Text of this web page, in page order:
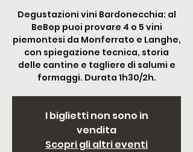
Degustazioni vini Bardonecchia: al
BeBop puoi provare 4 o 5 vini
piemontesi da Monferrato e Langhe,
con spiegazione tecnica, storia
delle cantine e tagliere di salumi e
formaggi. Durata 1h30/2h.
I biglietti non sono in
vendita
Scopri gli altri eventi